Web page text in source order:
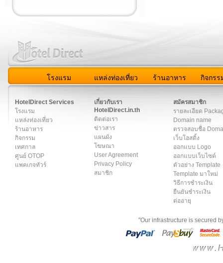
โรงแรม แหล่งท่องเที่ยว ร้านอาหาร กิจกรร
HotelDirect Services
โรงแรม
แหล่งท่องเที่ยว
ร้านอาหาร
กิจกรรม
เทศกาล
ศูนย์ OTOP
แพคเกจทัวร์
เกี่ยวกับเรา
HotelDirect.in.th
ติดต่อเรา
ข่าวสาร
แผนผัง
โฆษณา
User Agreement
Privacy Policy
สมาชิก
สมัครสมาชิก
รายละเอียด
Domain name
ตรวจสอบชื่อ
เว็บโฮสติ้ง
ออกแบบ Logo
ออกแบบเว็บไซต์
ตัวอย่าง Template
Template มาใหม่
วิธีการชำระเงิน
ยืนยันชำระเงิน
ต่ออายุ
"Our infrastructure is secured